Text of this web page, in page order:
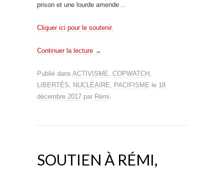
prison et une lourde amende…
Cliquer ici pour le soutenir.
Continuer la lecture →
Publié dans ACTIVISME COPWATCH
LIBERTÉS
NUCLÉAIRE PACIFISME le 18
décembre 2017 par Rémi
SOUTIEN À RÉMI,